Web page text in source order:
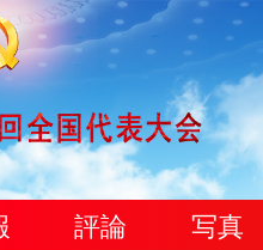
評論 写真